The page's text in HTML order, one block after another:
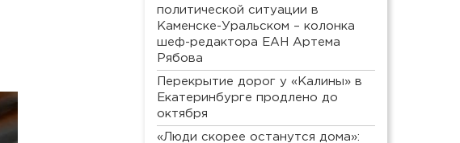
политической ситуации в
Каменске-Уральском – колонка
шеф-редактора ЕАН Артема
Рябова
Перекрытие дорог у «Калины» в
Екатеринбурге продлено до
октября
«Люди скорее останутся дома»: